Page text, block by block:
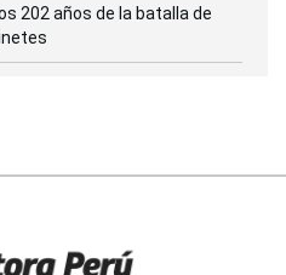
202 años de la batalla de